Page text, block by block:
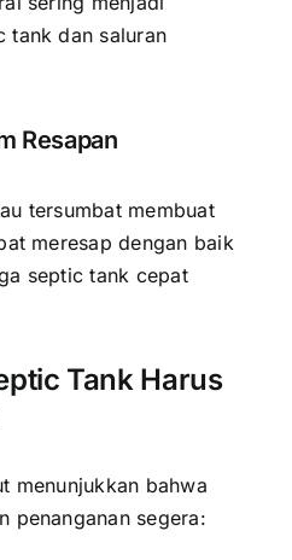
tank dan saluran
Resapan
tersumbat membuat
meresap dengan baik
septic tank cepat
Tank Harus
menunjukkan bahwa
penanganan segera: